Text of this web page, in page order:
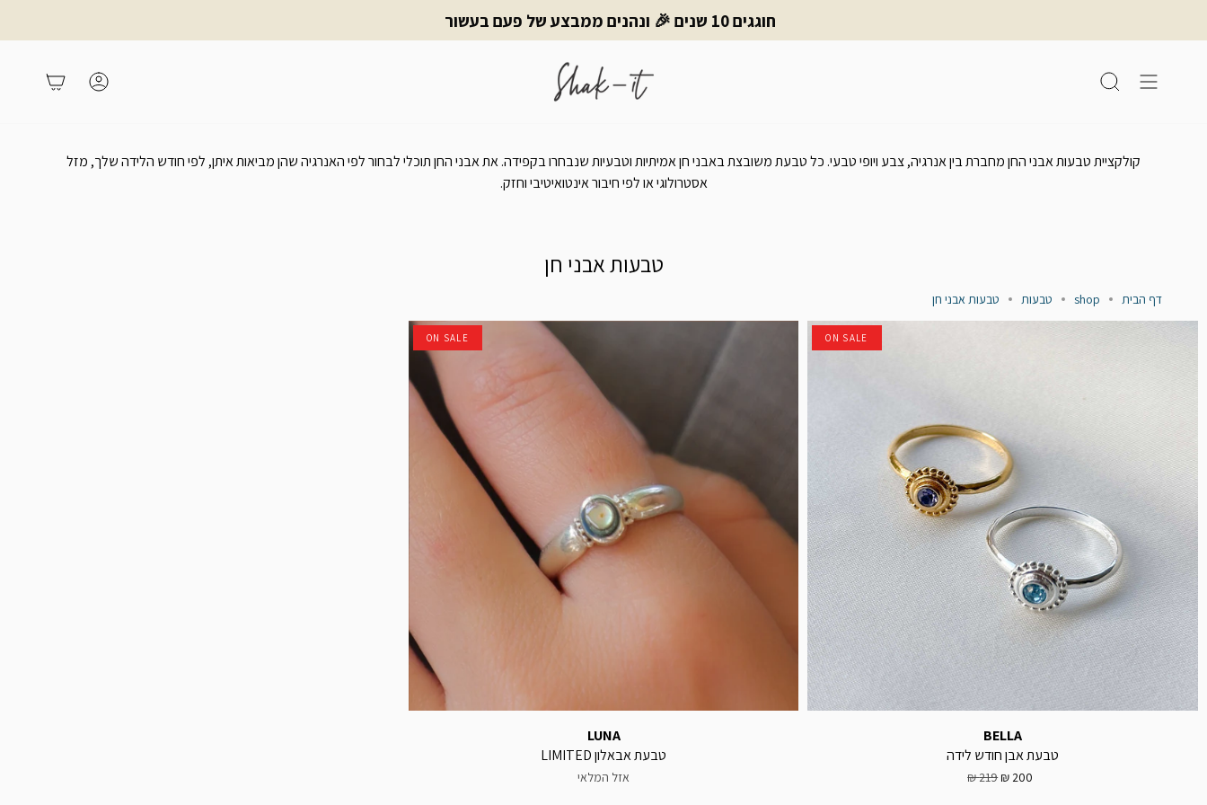
חוגגים 10 שנים 🎉 ונהנים ממבצע של פעם בעשור
חיפוש משתמש
קולקציית טבעות אבני החן מחברת בין אנרגיה, צבע ויופי טבעי. כל טבעת משובצת באבני חן אמיתיות וטבעיות שנבחרו בקפידה. את אבני החן תוכלי לבחור לפי האנרגיה שהן מביאות איתן, לפי חודש הלידה שלך, מזל
אסטרולוגי או לפי חיבור אינטואיטיבי וחזק.
טבעות אבני חן
דף הבית shop טבעות טבעות אבני חן
ON SALE
BELLA
טבעת אבן חודש לידה
200 ₪
219 ₪
ON SALE
LUNA
טבעת אבאלון LIMITED
אזל המלאי